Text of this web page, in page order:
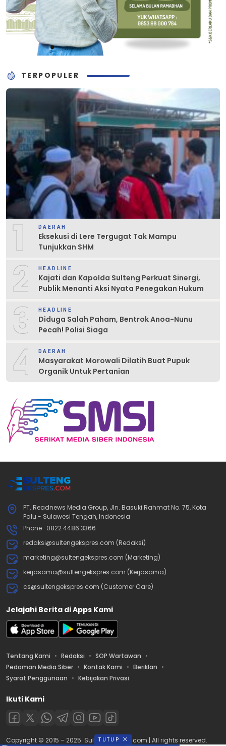
TERPOPULER
1 DAERAH
Eksekusi di Lere Tergugat Tak Mampu
Tunjukkan SHM
2 HEADLINE
Kajati dan Kapolda Sulteng Perkuat Sinergi,
Publik Menanti Aksi Nyata Penegakan Hukum
3 HEADLINE
Diduga Salah Paham, Bentrok Anoa-Nunu
Pecah! Polisi Siaga
4 DAERAH
Masyarakat Morowali Dilatih Buat Pupuk
Organik Untuk Pertanian
PT. Readnews Media Group, Jln. Basuki Rahmat No. 75, Kota
Palu - Sulawesi Tengah, Indonesia
Phone : 0822 4486 3366
redaksi@sultengekspres.com (Redaksi)
marketing@sultengekspres.com (Marketing)
kerjasama@sultengekspres.com (Kerjasama)
cs@sultengekspres.com (Customer Care)
Jelajahi Berita di Apps Kami
Tentang Kami Redaksi
SOP Wartawan
Pedoman Media Siber
Kontak Kami
Beriklan
Syarat Penggunaan
Kebijakan Privasi
Ikuti Kami
Copyright © 2015 – 2025. Sultengekspres.com | All rights reserved.
TUTUP